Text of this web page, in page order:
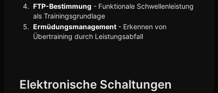
FTP-Bestimmung - Funktionale Schwellenleistung
als Trainingsgrundlage
Ermüdungsmanagement - Erkennen von
Übertraining durch Leistungsabfall
Elektronische Schaltungen